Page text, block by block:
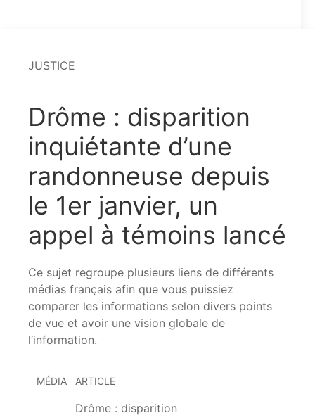
JUSTICE
Drôme : disparition
inquiétante d’une
randonneuse depuis
le 1er janvier, un
appel à témoins lancé
Ce sujet regroupe plusieurs liens de différents
médias français afin que vous puissiez
comparer les informations selon divers points
de vue et avoir une vision globale de
l’information.
MÉDIA ARTICLE
Drôme : disparition